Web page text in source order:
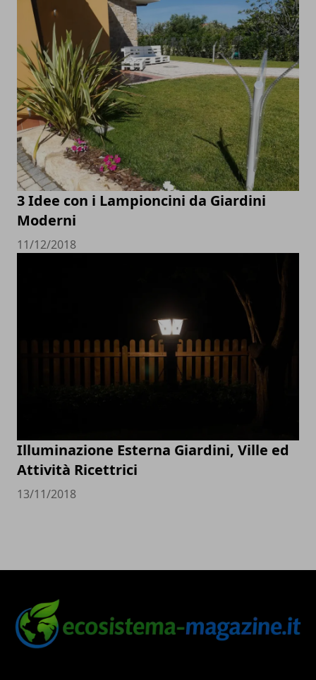
3 Idee con i Lampioncini da Giardini
Moderni
11/12/2018
Illuminazione Esterna Giardini, Ville ed
Attività Ricettrici
13/11/2018